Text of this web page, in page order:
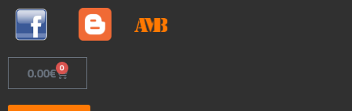
0.00€ 0